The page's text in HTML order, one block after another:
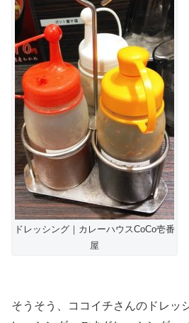
ドレッシング｜カレーハウスCoCo壱番
屋
そうそう、ココイチさんのドレッ